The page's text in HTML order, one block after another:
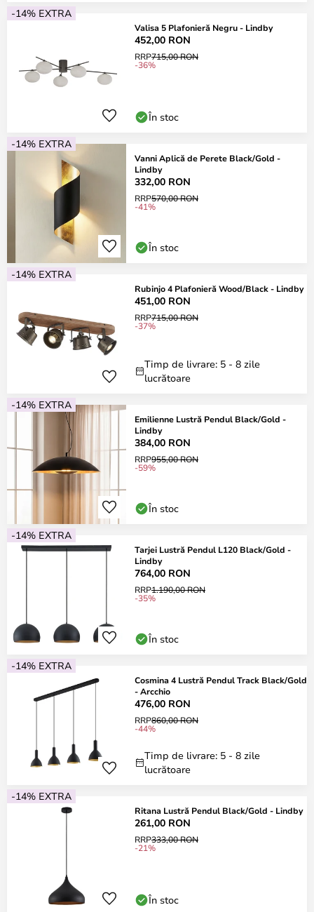
-14% EXTRA
Valisa 5 Plafonieră Negru - Lindby
452,00 RON
RRP715,00 RON
-36%
În stoc
-14% EXTRA
Vanni Aplică de Perete Black/Gold -
Lindby
332,00 RON
RRP570,00 RON
-41%
În stoc
-14% EXTRA
Rubinjo 4 Plafonieră Wood/Black - Lindby
451,00 RON
RRP715,00 RON
-37%
Timp de livrare: 5 - 8 zile
lucrătoare
-14% EXTRA
Emilienne Lustră Pendul Black/Gold -
Lindby
384,00 RON
RRP955,00 RON
-59%
În stoc
-14% EXTRA
Tarjei Lustră Pendul L120 Black/Gold -
Lindby
764,00 RON
RRP1.190,00 RON
-35%
În stoc
-14% EXTRA
Cosmina 4 Lustră Pendul Track Black/Gold
- Arcchio
476,00 RON
RRP860,00 RON
-44%
Timp de livrare: 5 - 8 zile
lucrătoare
-14% EXTRA
Ritana Lustră Pendul Black/Gold - Lindby
261,00 RON
RRP333,00 RON
-21%
În stoc